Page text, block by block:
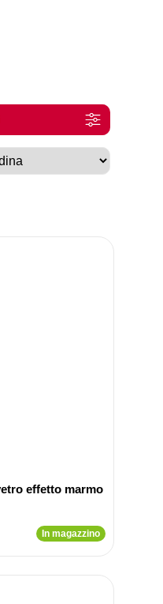
effetto marmo
In magazzino